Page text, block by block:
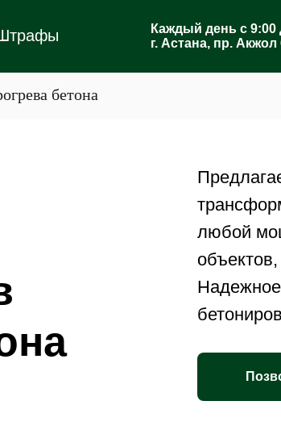
Каждый день с 9:00
г. Астана, пр. Акжол
бетона
любой